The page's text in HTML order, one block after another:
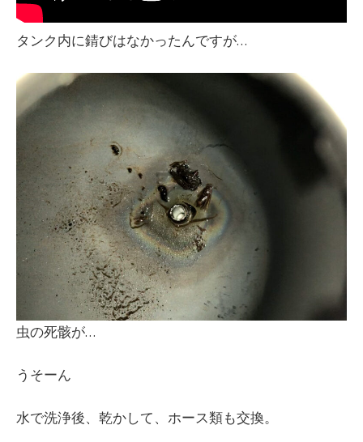
タンク内に錆びはなかったんですが…
虫の死骸が…
うそーん
水で洗浄後、乾かして、ホース類も交換。